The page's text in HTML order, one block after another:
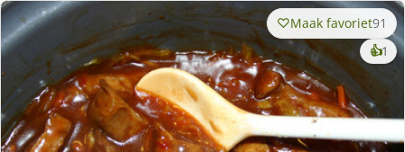
Maak favoriet91
👍1